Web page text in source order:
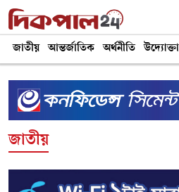
জাতীয় আন্তর্জাতিক অর্থনীতি উদ্যোক্তা
জাতীয়